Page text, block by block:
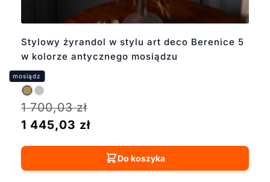
Stylowy żyrandol w stylu art deco Berenice 5
w kolorze antycznego mosiądzu
1 700,03zł
1 445,03 zł
Do koszyka